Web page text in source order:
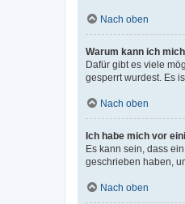
Nach oben
Warum kann ich
Dafür gibt es viele
gesperrt wurdest. Es
Nach oben
Ich habe mich vor
Es kann sein, dass
geschrieben haben,
Nach oben